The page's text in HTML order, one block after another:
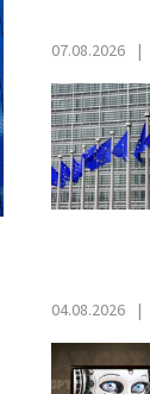
07.08.2026
04.08.2026